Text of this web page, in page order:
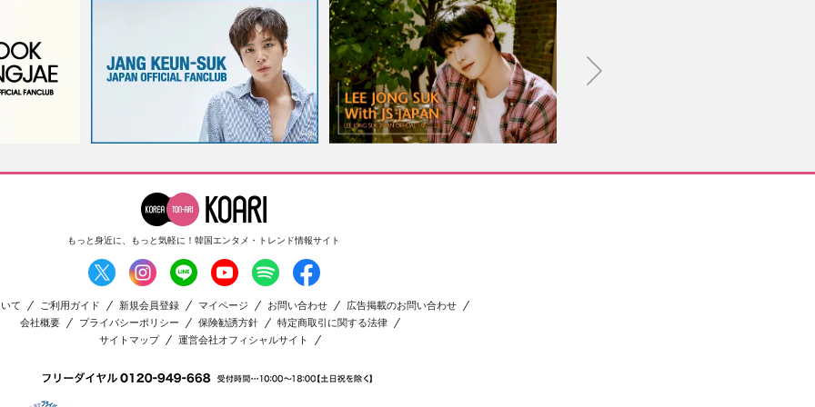
もっと身近に、もっと気軽に！ 韓国エンタメ・トレンド情報サイト
て ご利用ガイド 新規会員登録 マイページ お問い合わせ
広告掲載のお問い合わせ
会社概要
プライバシーポリシー 保険勧誘方針
特定商取引に関する法律
サイトマップ
運営会社オフィシャルサイト